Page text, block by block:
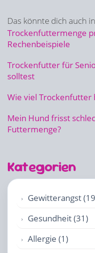
Das könnte dich auch
Trockenfuttermenge
Rechenbeispiele
Trockenfutter für
solltest
Wie viel Trockenfutter
Mein Hund frisst
Futtermenge?
Kategorien
Gewitterangst
Gesundheit (31)
Allergie (1)